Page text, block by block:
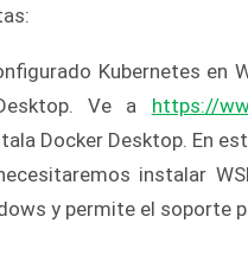
Kubernetes en
Ve a https://
Docker Desktop. En
instalar
y permite el soporte